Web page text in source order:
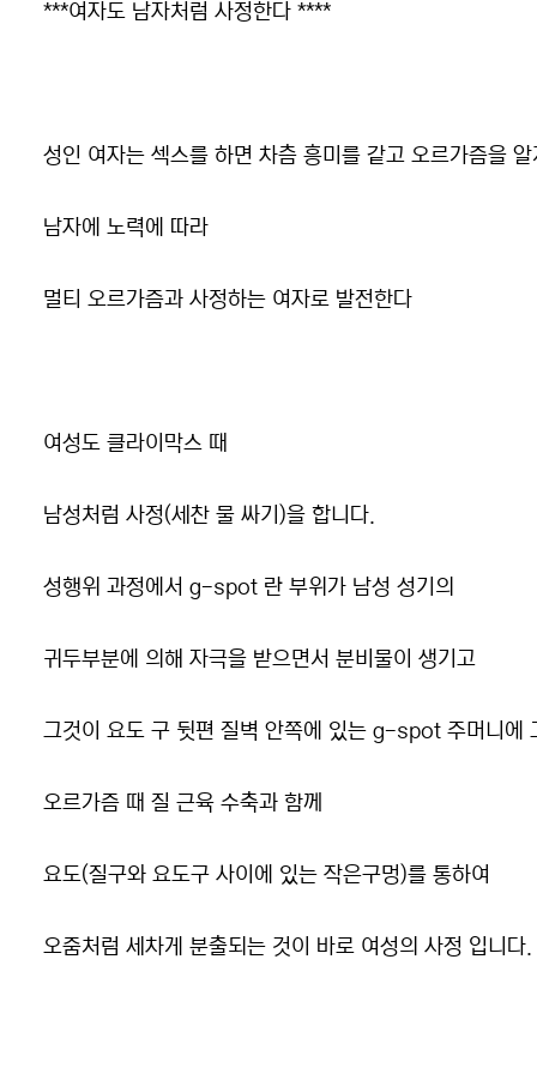
본문
***여자도 남자처럼 사정한다 ****
성인 여자는 섹스를 하면 차츰 흥미를 같고 오르가즘을 알
남자에 노력에 따라
멀티 오르가즘과 사정하는 여자로 발전한다
여성도 클라이막스 때
남성처럼 사정(세찬 물 싸기)을 합니다.
성행위 과정에서 g-spot 란 부위가 남성 성기의
귀두부분에 의해 자극을 받으면서 분비물이 생기고
그것이 요도 구 뒷편 질벽 안쪽에 있는 g-spot 주머니에
오르가즘 때 질 근육 수축과 함께
요도(질구와 요도구 사이에 있는 작은구멍)를 통하여
오줌처럼 세차게 분출되는 것이 바로 여성의 사정 입니다.